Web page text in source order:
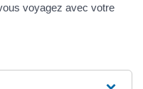
voyagez avec votre